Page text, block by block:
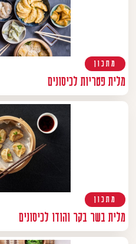
מתכון
מלית פטריות לכיסונים
מתכון
מלית בשר בקר והודו לכיסונים